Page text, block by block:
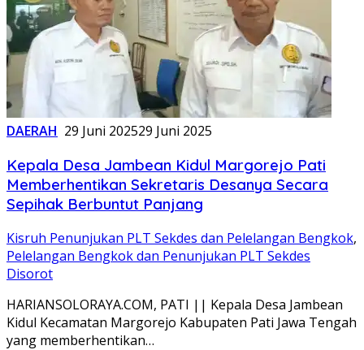
DAERAH 29 Juni 202529 Juni 2025
Kepala Desa Jambean Kidul Margorejo Pati
Memberhentikan Sekretaris Desanya Secara
Sepihak Berbuntut Panjang
Kisruh Penunjukan PLT Sekdes dan Pelelangan Bengkok,
Pelelangan Bengkok dan Penunjukan PLT Sekdes
Disorot
HARIANSOLORAYA.COM, PATI || Kepala Desa Jambean
Kidul Kecamatan Margorejo Kabupaten Pati Jawa Tengah
yang memberhentikan…